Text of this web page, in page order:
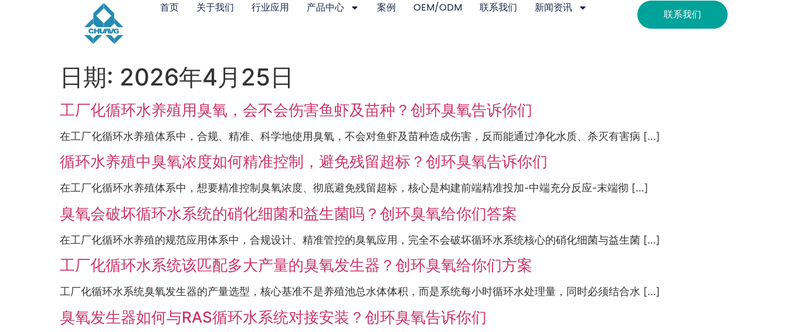
首页 关于我们 行业应用 产品中心 案例 OEM/ODM 联系我们 新闻资讯
联系我们
日期: 2026年4月25日
工厂化循环水养殖用臭氧，会不会伤害鱼虾及苗种？创环臭氧告诉你们
在工厂化循环水养殖体系中，合规、精准、科学地使用臭氧，不会对鱼虾及苗种造成伤害，反而能通过净化水质、杀灭有害病 […]
循环水养殖中臭氧浓度如何精准控制，避免残留超标？创环臭氧告诉你们
在工厂化循环水养殖体系中，想要精准控制臭氧浓度、彻底避免残留超标，核心是构建前端精准投加-中端充分反应-末端彻 […]
臭氧会破坏循环水系统的硝化细菌和益生菌吗？创环臭氧给你们答案
在工厂化循环水养殖的规范应用体系中，合规设计、精准管控的臭氧应用，完全不会破坏循环水系统核心的硝化细菌与益生菌 […]
工厂化循环水系统该匹配多大产量的臭氧发生器？创环臭氧给你们方案
工厂化循环水系统臭氧发生器的产量选型，核心基准不是养殖池总水体体积，而是系统每小时循环水处理量，同时必须结合水 […]
臭氧发生器如何与RAS循环水系统对接安装？创环臭氧告诉你们